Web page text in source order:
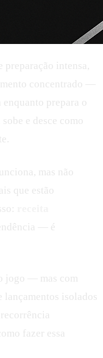
preparação intensa,
concentrado —
enquanto prepara o
e desce como
mas não
que estão
— é
jogo — mas com
lançamentos isolados
fazer essa